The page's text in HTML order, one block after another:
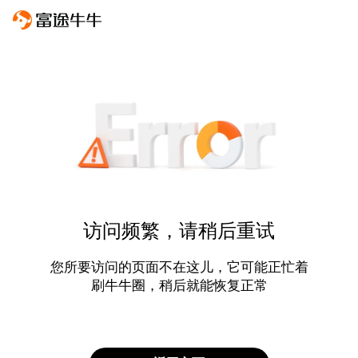
访问频繁，请稍后重试
您所要访问的页面不在这儿，它可能正忙着
刷牛牛圈，稍后就能恢复正常